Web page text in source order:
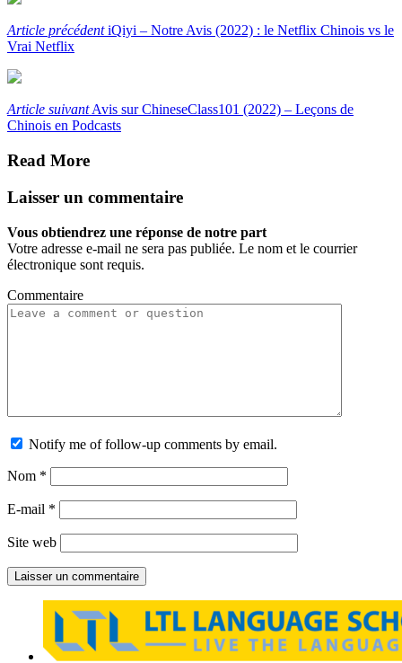
Article précédentiQiyi – Notre Avis (2022) : le Netflix Chinois vs le
Vrai Netflix
Article suivantAvis sur ChineseClass101 (2022) – Leçons de
Chinois en Podcasts
Read More
Laisser un commentaire
Vous obtiendrez une réponse de notre part
Votre adresse e-mail ne sera pas publiée. Le nom et le courrier
électronique sont requis.
Commentaire
Notify me of follow-up comments by email.
Nom *
E-mail *
Site web